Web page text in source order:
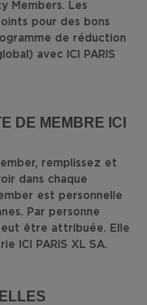
Members. Les
pour des bons
de réduction
avec ICI PARIS
DE MEMBRE ICI
remplissez et
dans chaque
est personnelle
Par personne
être attribuée. Elle
ICI PARIS XL SA.